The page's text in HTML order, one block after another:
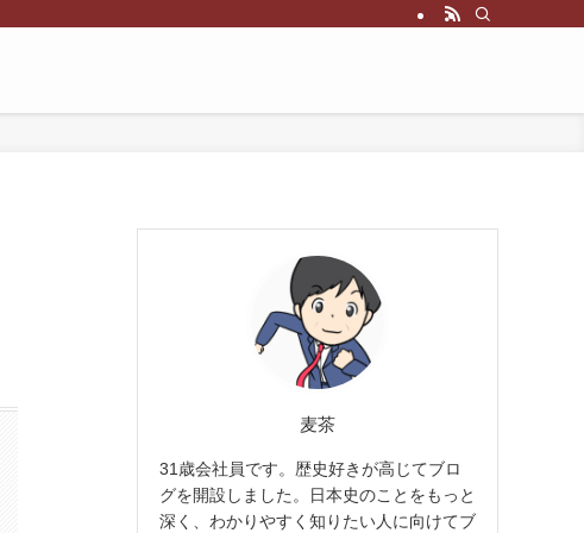
麦茶
31歳会社員です。歴史好きが高じてブロ
グを開設しました。日本史のことをもっと
深く、わかりやすく知りたい人に向けてブ